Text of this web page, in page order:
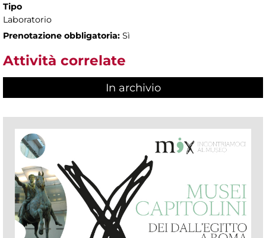
Tipo
Laboratorio
Prenotazione obbligatoria: Sì
Attività correlate
In archivio